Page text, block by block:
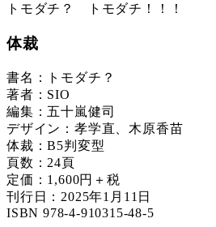
トモダチ？ トモダチ！！！
体裁
書名：トモダチ？
著者：SIO
編集：五十嵐健司
デザイン：孝学直、木原香苗
体裁：B5判変型
頁数：24頁
定価：1,600円＋税
刊行日：2025年1月11日
ISBN 978-4-910315-48-5